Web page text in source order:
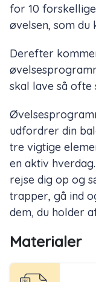
for 10
øvelsen, som
Derefter
skal lave så ofte
udfordrer din
tre vigtige
en aktiv
rejse dig op og
trapper, gå ind
dem, du holder
Materialer